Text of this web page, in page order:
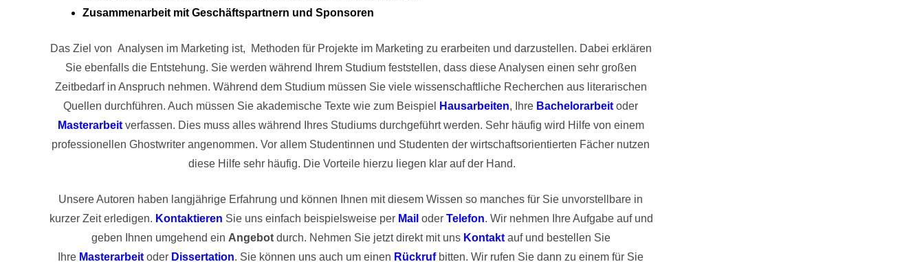
Zusammenarbeit mit Geschäftspartnern und Sponsoren
Das Ziel von  Analysen im Marketing ist,  Methoden für Projekte im Marketing zu erarbeiten und darzustellen. Dabei erklären
Sie ebenfalls die Entstehung. Sie werden während Ihrem Studium feststellen, dass diese Analysen einen sehr großen
Zeitbedarf in Anspruch nehmen. Während dem Studium müssen Sie viele wissenschaftliche Recherchen aus literarischen
Quellen durchführen. Auch müssen Sie akademische Texte wie zum Beispiel
Hausarbeiten, Ihre Bachelorarbeit
Masterarbeit verfassen. Dies muss alles während Ihres Studiums durchgeführt werden. Sehr häufig wird Hilfe von einem
professionellen Ghostwriter angenommen. Vor allem Studentinnen und Studenten der wirtschaftsorientierten Fächer nutzen
diese Hilfe sehr häufig. Die Vorteile hierzu liegen klar auf der Hand.
Unsere Autoren haben langjährige Erfahrung und können Ihnen mit diesem Wissen so manches für Sie unvorstellbare in
kurzer Zeit erledigen. Kontaktieren Sie uns einfach beispielsweise per Mail oder Telefon. Wir nehmen Ihre Aufgabe auf und
geben Ihnen umgehend ein Angebot durch. Nehmen Sie jetzt direkt mit uns Kontakt auf und bestellen Sie
Ihre Masterarbeit oder Dissertation. Sie können uns auch um einen Rückruf bitten. Wir rufen Sie dann zu einem für Sie